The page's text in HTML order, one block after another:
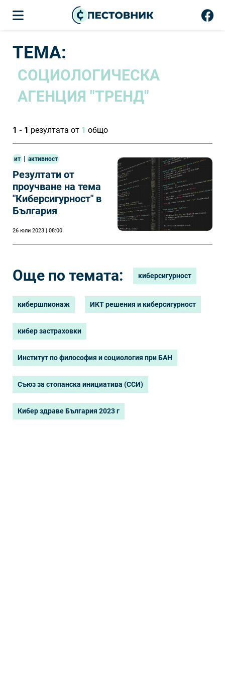
ТЕМА:
СОЦИОЛОГИЧЕСКА
АГЕНЦИЯ "ТРЕНД"
1 - 1 резултата от 1 общо
ит | активност
Резултати от
проучване на тема
"Киберсигурност" в
България
26 юли 2023 | 08:00
Още по темата: киберсигурност
кибершпионаж ИКТ решения и киберсигурност
кибер застраховки
Институт по философия и социология при БАН
Съюз за стопанска инициатива (ССИ)
Кибер здраве България 2023 г